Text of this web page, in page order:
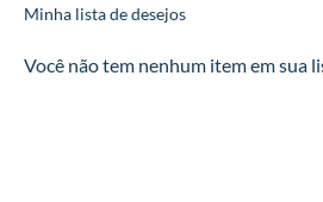
Minha lista de desejos
Você não tem nenhum item em sua